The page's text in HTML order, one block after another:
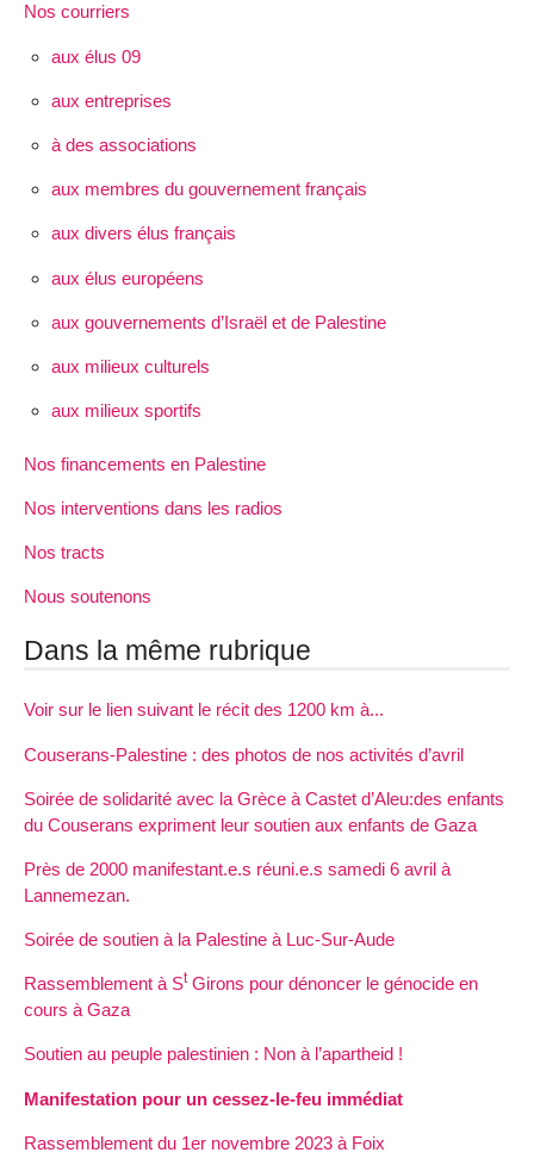
Nos courriers
aux élus 09
aux entreprises
à des associations
aux membres du gouvernement français
aux divers élus français
aux élus européens
aux gouvernements d’Israël et de Palestine
aux milieux culturels
aux milieux sportifs
Nos financements en Palestine
Nos interventions dans les radios
Nos tracts
Nous soutenons
Dans la même rubrique
Voir sur le lien suivant le récit des 1200 km à...
Couserans-Palestine : des photos de nos activités d’avril
Soirée de solidarité avec la Grèce à Castet d’Aleu:des enfants
du Couserans expriment leur soutien aux enfants de Gaza
Près de 2000 manifestant.e.s réuni.e.s samedi 6 avril à
Lannemezan.
Soirée de soutien à la Palestine à Luc-Sur-Aude
Rassemblement à StGirons pour dénoncer le génocide en
cours à Gaza
Soutien au peuple palestinien : Non à l’apartheid !
Manifestation pour un cessez-le-feu immédiat
Rassemblement du 1er novembre 2023 à Foix